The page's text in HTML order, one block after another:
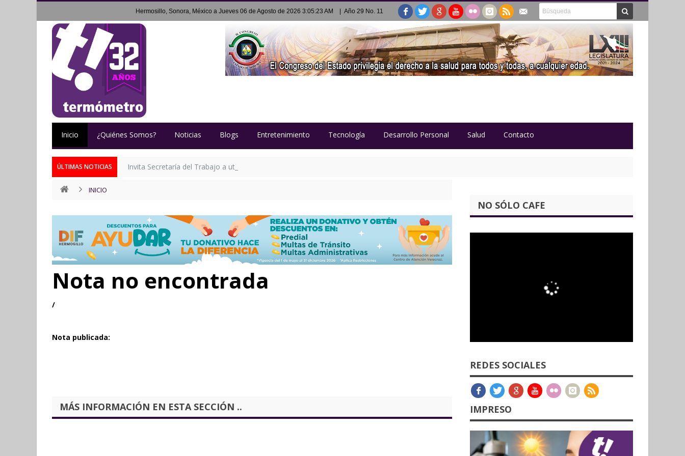
Hermosillo, Sonora, México a Jueves 06 de Agosto de 2026 3:05:23 AM | Año 29 No. 11
Inicio ¿Quiénes Somos? Noticias Blogs Entretenimiento Tecnología Desarrollo Personal Salud Contacto
ÚLTIMAS NOTICIAS Invita Secretaría del Trabajo a utilizar Sala de Lactancia en Centro de Gobierno
INICIO
Nota no encontrada
/
Nota publicada:
MÁS INFORMACIÓN EN ESTA SECCIÓN ..
NO SÓLO CAFE
REDES SOCIALES
IMPRESO